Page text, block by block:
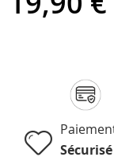
Sécurisé